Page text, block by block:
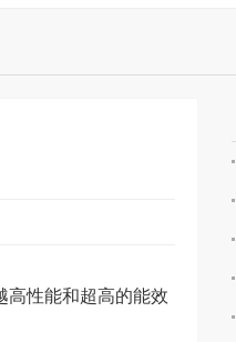
高性能和超高的能效